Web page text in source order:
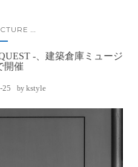
...
-、建築倉庫ミュージ
開催
25 by kstyle